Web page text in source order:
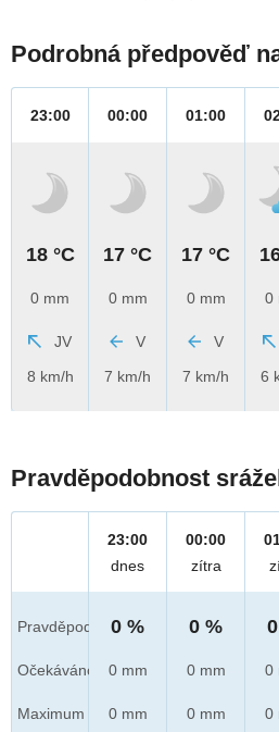
Podrobná předpověď
23:00
18 °C
0 mm
JV
8 km/h
00:00
17 °C
0 mm
V
7 km/h
01:00
17 °C
0 mm
V
7 km/h
0
6
Pravděpodobnost
Pravděpod.
Očekáváno
Maximum
23:00
dnes
0 %
0 mm
0 mm
00:00
zítra
0 %
0 mm
0 mm
0
0